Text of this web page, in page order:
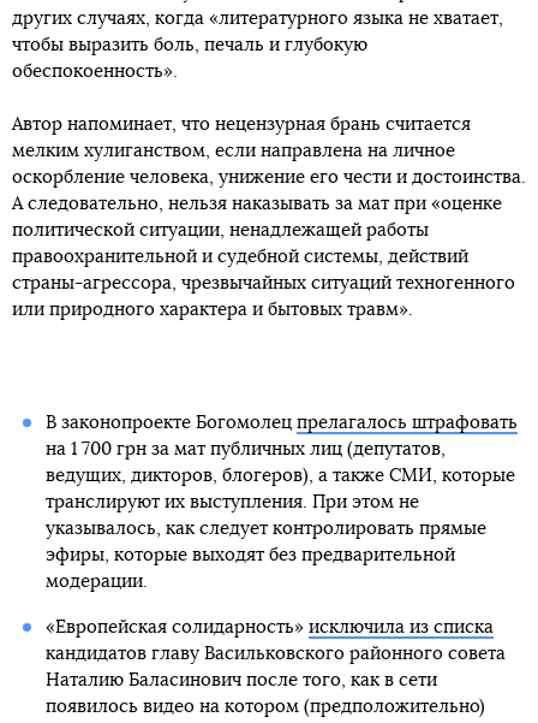
других случаях, когда «литературного языка не хватает,
чтобы выразить боль, печаль и глубокую
обеспокоенность».
Автор напоминает, что нецензурная брань считается
мелким хулиганством, если направлена на личное
оскорбление человека, унижение его чести и достоинства.
А следовательно, нельзя наказывать за мат при «оценке
политической ситуации, ненадлежащей работы
правоохранительной и судебной системы, действий
страны-агрессора, чрезвычайных ситуаций техногенного
или природного характера и бытовых травм».
В законопроекте Богомолец прелагалось штрафовать
на 1 700 грн за мат публичных лиц (депутатов,
ведущих, дикторов, блогеров), а также СМИ, которые
транслируют их выступления. При этом не
указывалось, как следует контролировать прямые
эфиры, которые выходят без предварительной
модерации.
«Европейская солидарность» исключила из списка
кандидатов главу Васильковского районного совета
Наталию Баласинович после того, как в сети
появилось видео на котором (предположительно)